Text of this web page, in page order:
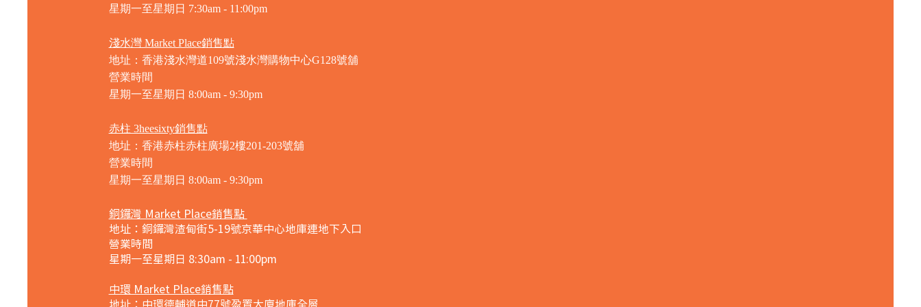
星期一至星期日 7:30am - 11:00pm
淺水灣 Market Place銷售點
地址：香港淺水灣道109號淺水灣購物中心G128號舖
營業時間
星期一至星期日 8:00am - 9:30pm
赤柱 3heesixty銷售點
地址：香港赤柱赤柱廣場2樓201-203號舖
營業時間
星期一至星期日 8:00am - 9:30pm
銅鑼灣 Market Place銷售點
地址：銅鑼灣渣甸街5-19號京華中心地庫連地下入口​
營業時間
星期一至星期日 8:30am - 11:00pm
中環 Market Place銷售點